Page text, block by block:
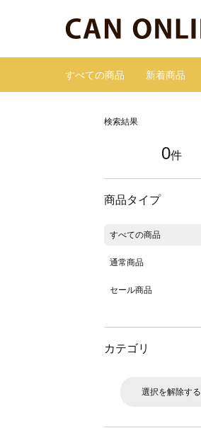
すべての商品 新着商品
検索結果
0件
商品タイプ
すべての商品
通常商品
セール商品
カテゴリ
選択を解除する